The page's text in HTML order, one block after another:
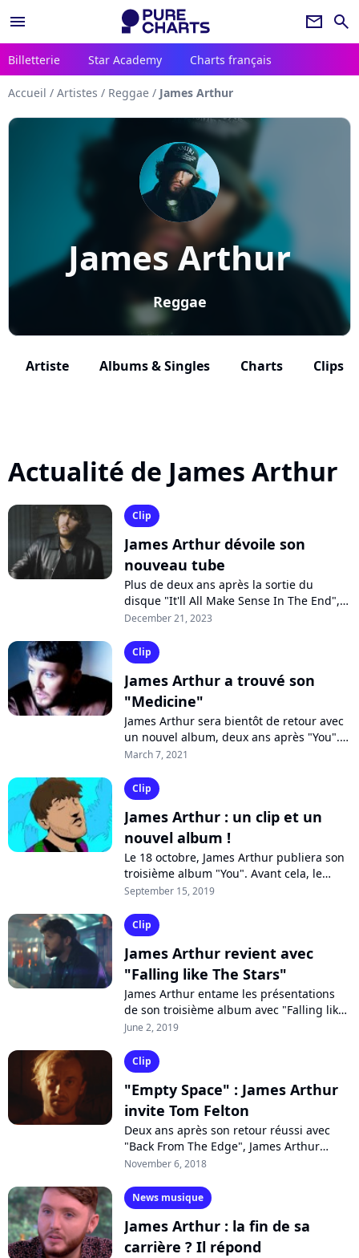
menu newsletter search
Billetterie Star Academy Charts français
Accueil / Artistes / Reggae / James Arthur
James Arthur
Reggae
Artiste Albums & Singles Charts Clips
Actualité de James Arthur
Clip
James Arthur dévoile son
nouveau tube
Plus de deux ans après la sortie du
disque "It'll All Make Sense In The End",
le chanteur britannique James Arthur
December 21, 2023
Clip
James Arthur a trouvé son
"Medicine"
James Arthur sera bientôt de retour avec
un nouvel album, deux ans après "You".
Toutes guitares dehors, le chanteur
"Medicine",...
March 7, 2021
Clip
James Arthur : un clip et un
nouvel album !
Le 18 octobre, James Arthur publiera son
troisième album "You". Avant cela, le
chanteur anglais s'entoure des rappeurs
September 15, 2019
Clip
James Arthur revient avec
"Falling like The Stars"
James Arthur entame les présentations
de son troisième album avec "Falling like
the Stars", une ballade émouvante dont
June 2, 2019
Clip
"Empty Space" : James Arthur
invite Tom Felton
Deux ans après son retour réussi avec
"Back From The Edge", James Arthur
entame une ère nouvelle avec "Empty
évoque...
November 6, 2018
News musique
James Arthur : la fin de sa
carrière ? Il répond